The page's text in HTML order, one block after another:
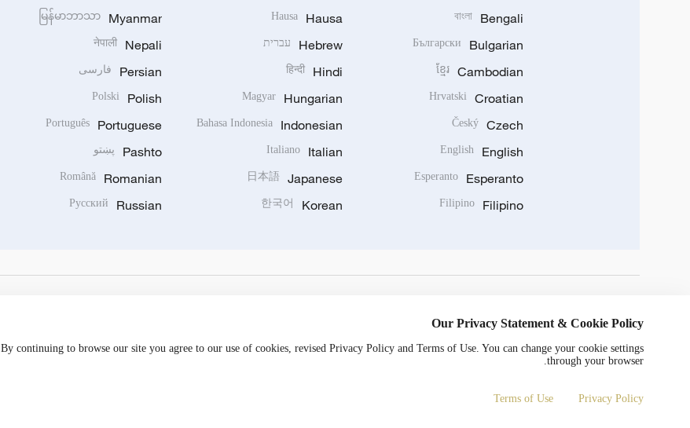
Bengali
বাংলা
Bulgarian
Български
Cambodian
ខ្មែរ
Croatian
Hrvatski
Czech
Český
English
English
Esperanto
Esperanto
Filipino
Filipino
Hausa
Hausa
Hebrew עברית
Hindi
हिन्दी
Hungarian
Magyar
Indonesian
Bahasa Indonesia
Italian
Italiano
Japanese
日本語
Korean
한국어
Myanmar
မြန်မာဘာသာ
Nepali
नेपाली
Persian فارسی
Polish
Polski
Portuguese
Português
Pashto پښتو
Romanian
Română
Russian
Русский
Copyright © 2024 CGTN.
京ICP备20000184号
Our Privacy Statement & Cookie Policy
By continuing to browse our site you agree to our use of cookies, revised Privacy Policy and Terms of Use. You can change your cookie settings
through your browser.
Privacy Policy
Terms of Use